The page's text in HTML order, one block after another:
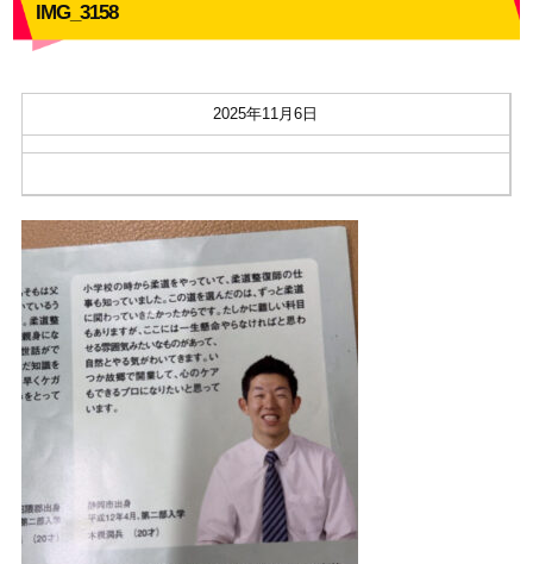
IMG_3158
2025年11月6日